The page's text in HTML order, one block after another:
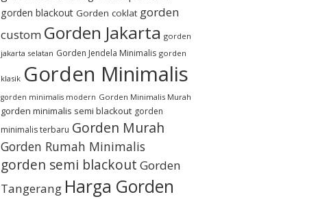
gorden blackout Gorden coklat gorden
custom Gorden Jakarta gorden
jakarta selatan Gorden Jendela Minimalis gorden
klasik Gorden Minimalis
gorden minimalis modern Gorden Minimalis Murah
gorden minimalis semi blackout gorden
minimalis terbaru Gorden Murah
Gorden Rumah Minimalis
gorden semi blackout Gorden
Tangerang Harga Gorden